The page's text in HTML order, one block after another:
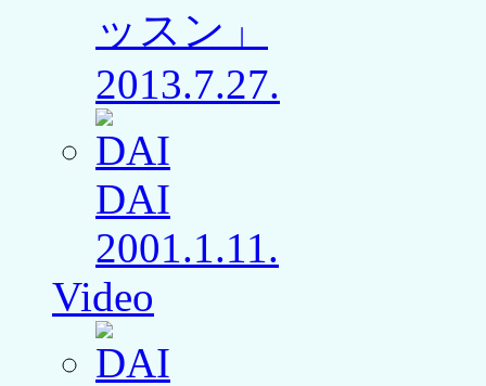
ッスン」
2013.7.27.
DAI
2001.1.11.
Video